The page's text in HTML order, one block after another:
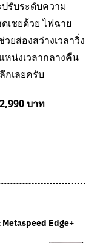
รับระดับความ
เชยด้วย ไฟฉาย
ยส่องสว่างเวลาวิ่ง
หน่งเวลากลางคืน
กเลยครับ
บาท
Edge+